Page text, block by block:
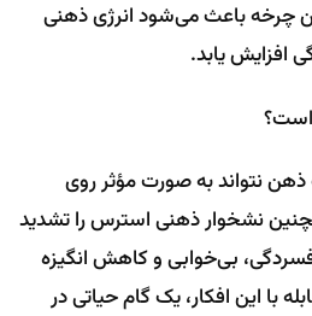
چرخه باعث می‌شود انرژی ذهنی
افزایش یابد.
است؟
نتواند به صورت مؤثر روی
نشخوار ذهنی استرس را تشدید
بی‌خوابی و کاهش انگیزه
با این افکار، یک گام حیاتی در